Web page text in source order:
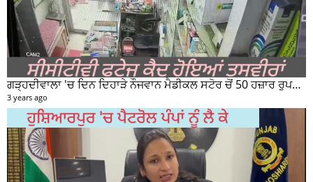
ਗੜ੍ਹਦੀਵਾਲਾ 'ਚ ਦਿਨ ਦਿਹਾੜੇ ਨੌਜਵਾਨ ਮੈਡੀਕਲ ਸਟੋਰ ਚੋਂ 50 ਹਜ਼ਾਰ ਰੁਪਏ ਦੀ ਨਕਦੀ ਚੋਰੀ ਕਰਕੇ ਹੋਇਆ ਰਫੂਚੱਕਰ
3 years ago